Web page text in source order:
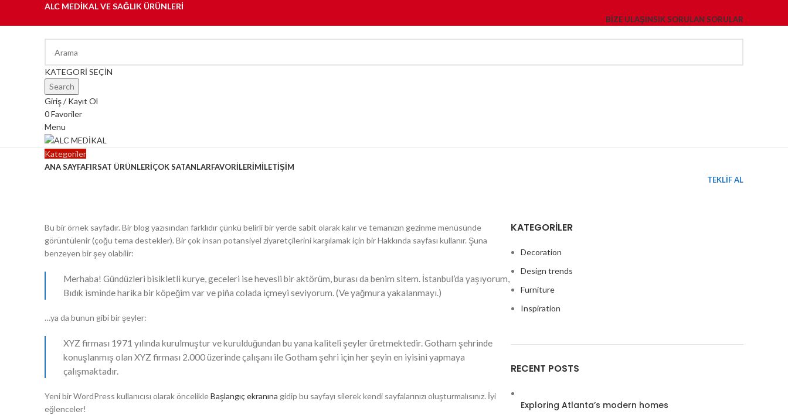
ALC MEDİKAL VE SAĞLIK ÜRÜNLERİ
BIZE ULAŞINSIK SORULAN SORULAR
KATEGORİ SEÇİN
Search
Giriş / Kayıt Ol
0Favoriler
Menu
Kategoriler
ANA SAYFAFIRSAT ÜRÜNLERİÇOK SATANLARFAVORİLERİMİLETİŞİM
TEKLİF AL
Bu bir örnek sayfadır. Bir blog yazısından farklıdır çünkü belirli bir yerde sabit olarak kalır ve temanızın gezinme menüsünde
görüntülenir (çoğu tema destekler). Bir çok insan potansiyel ziyaretçilerini karşılamak için bir Hakkında sayfası kullanır. Şuna
benzeyen bir şey olabilir:
Merhaba! Gündüzleri bisikletli kurye, geceleri ise hevesli bir aktörüm, burası da benim sitem. İstanbul’da yaşıyorum,
Bıdık isminde harika bir köpeğim var ve piña colada içmeyi seviyorum. (Ve yağmura yakalanmayı.)
…ya da bunun gibi bir şeyler:
XYZ firması 1971 yılında kurulmuştur ve kurulduğundan bu yana kaliteli şeyler üretmektedir. Gotham şehrinde
konuşlanmış olan XYZ firması 2.000 üzerinde çalışanı ile Gotham şehri için her şeyin en iyisini yapmaya
çalışmaktadır.
Yeni bir WordPress kullanıcısı olarak öncelikleBaşlangıç ekranına gidip bu sayfayı silerek kendi sayfalarınızı oluşturmalısınız. İyi
eğlenceler!
KATEGORILER
Decoration
Design trends
Furniture
Inspiration
RECENT POSTS
Exploring Atlanta’s modern homes